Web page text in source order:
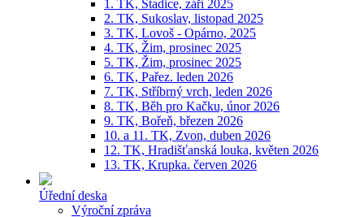
1. TK, Stadice, září 2025
2. TK, Sukoslav, listopad 2025
3. TK, Lovoš - Opárno, 2025
4. TK, Žim, prosinec 2025
5. TK, Žim, prosinec 2025
6. TK, Pařez. leden 2026
7. TK, Stříbrný vrch, leden 2026
8. TK, Běh pro Kačku, únor 2026
9. TK, Bořeň, březen 2026
10. a 11. TK, Zvon, duben 2026
12. TK, Hradišťanská louka, květen 2026
13. TK, Krupka. červen 2026
Úřední deska
Výroční zpráva